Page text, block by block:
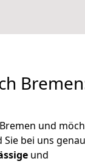
und
Sie bei uns genau
und